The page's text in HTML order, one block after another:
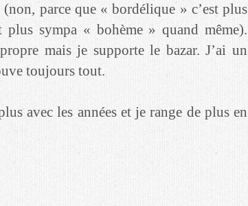
parce que « bordélique » c’est plus
plus sympa « bohème » quand même).
mais je supporte le bazar. J’ai un
toujours tout.
avec les années et je range de plus en